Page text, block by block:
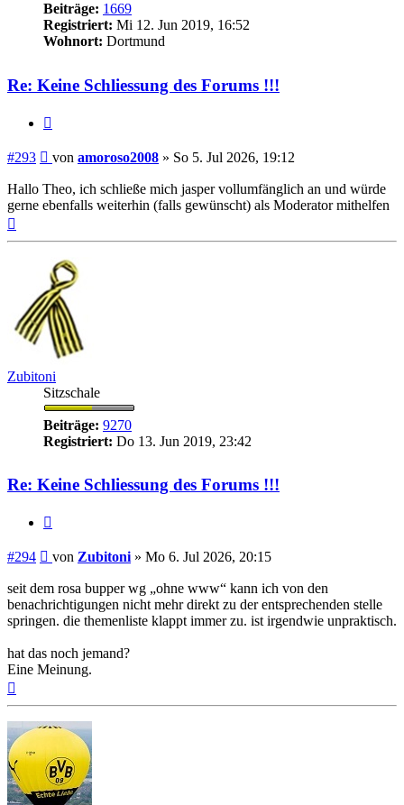
Beiträge: 1669
Registriert: Mi 12. Jun 2019, 16:52
Wohnort: Dortmund
Re: Keine Schliessung des Forums !!!
#293 Beitrag
von amoroso2008 » So 5. Jul 2026, 19:12
Hallo Theo, ich schließe mich jasper vollumfänglich an und würde
gerne ebenfalls weiterhin (falls gewünscht) als Moderator mithelfen
Zubitoni
Sitzschale
Beiträge: 9270
Registriert: Do 13. Jun 2019, 23:42
Re: Keine Schliessung des Forums !!!
#294 Beitrag
von Zubitoni » Mo 6. Jul 2026, 20:15
seit dem rosa bupper wg „ohne www“ kann ich von den
benachrichtigungen nicht mehr direkt zu der entsprechenden stelle
springen. die themenliste klappt immer zu. ist irgendwie unpraktisch.
hat das noch jemand?
Eine Meinung.